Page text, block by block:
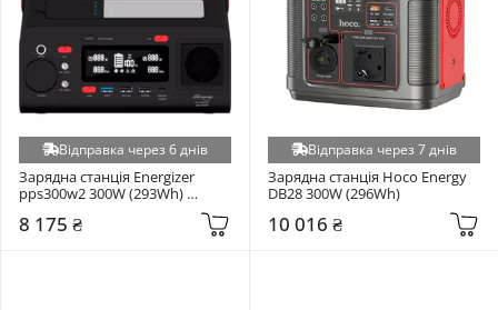
Відправка через 6 днів
Зарядна станція Energizer
pps300w2 300W (293Wh)
8 175 ₴
Відправка через 7 днів
Зарядна станція Hoco Energy
DB28 300W (296Wh)
10 016 ₴